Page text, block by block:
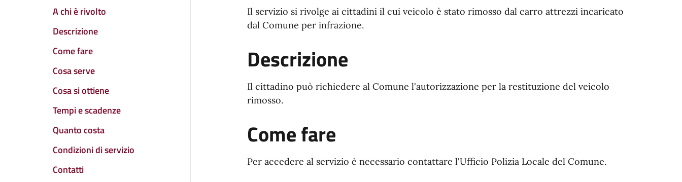
A chi è rivolto
Descrizione
Come fare
Cosa serve
Cosa si ottiene
Tempi e scadenze
Quanto costa
Condizioni di servizio
Contatti
Il servizio si rivolge ai cittadini il cui veicolo è stato rimosso dal carro attrezzi incaricato
dal Comune per infrazione.
Descrizione
Il cittadino può richiedere al Comune l'autorizzazione per la restituzione del veicolo
rimosso.
Come fare
Per accedere al servizio è necessario contattare l'Ufficio Polizia Locale del Comune.